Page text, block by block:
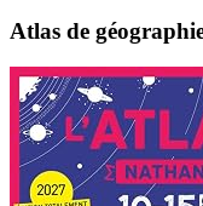
Atlas de